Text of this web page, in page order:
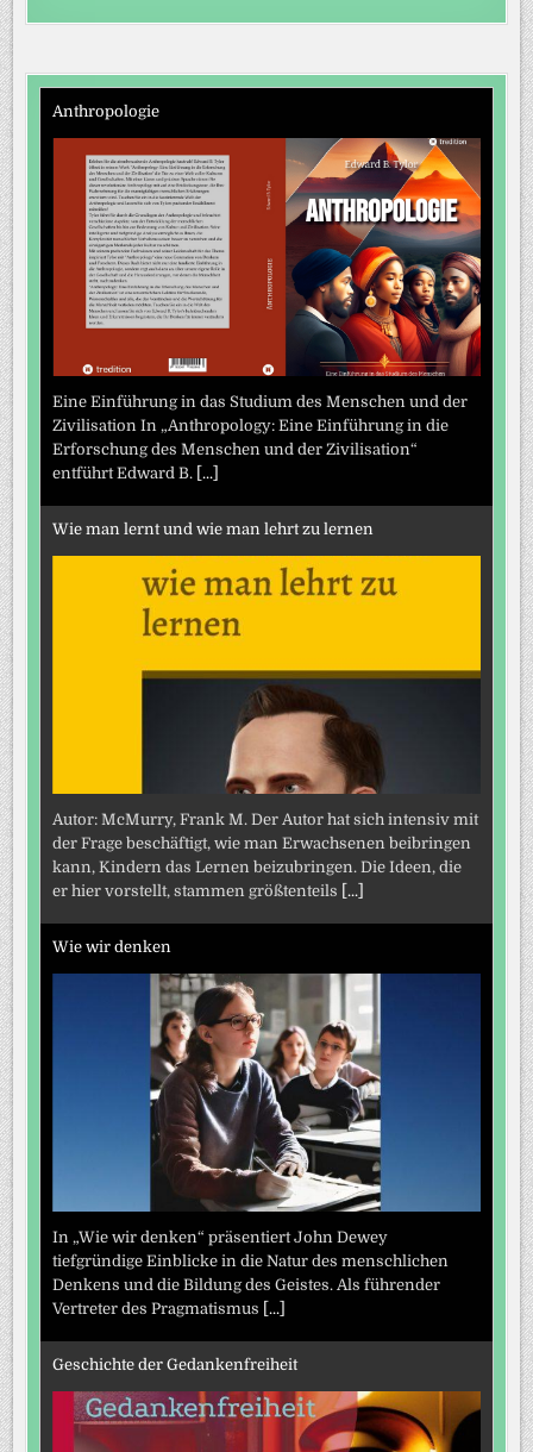
Anthropologie
Eine Einführung in das Studium des Menschen und der
Zivilisation In „Anthropology: Eine Einführung in die
Erforschung des Menschen und der Zivilisation“
entführt Edward B. [...]
Wie man lernt und wie man lehrt zu lernen
Autor: McMurry, Frank M. Der Autor hat sich intensiv mit
der Frage beschäftigt, wie man Erwachsenen beibringen
kann, Kindern das Lernen beizubringen. Die Ideen, die
er hier vorstellt, stammen größtenteils [...]
Wie wir denken
In „Wie wir denken“ präsentiert John Dewey
tiefgründige Einblicke in die Natur des menschlichen
Denkens und die Bildung des Geistes. Als führender
Vertreter des Pragmatismus [...]
Geschichte der Gedankenfreiheit